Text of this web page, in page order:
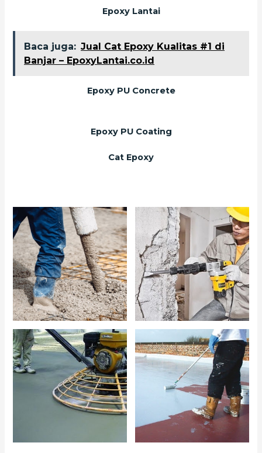
Epoxy Lantai
Baca juga: Jual Cat Epoxy Kualitas #1 di
Banjar – EpoxyLantai.co.id
Epoxy PU Concrete
Epoxy PU Coating
Cat Epoxy